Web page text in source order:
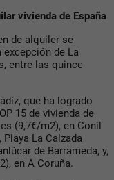
vivienda de España
de alquiler se
excepción de La
entre las quince
que ha logrado
15 de vivienda de
(9,7€/m2), en Conil
La Calzada
de Barrameda, y,
en A Coruña.